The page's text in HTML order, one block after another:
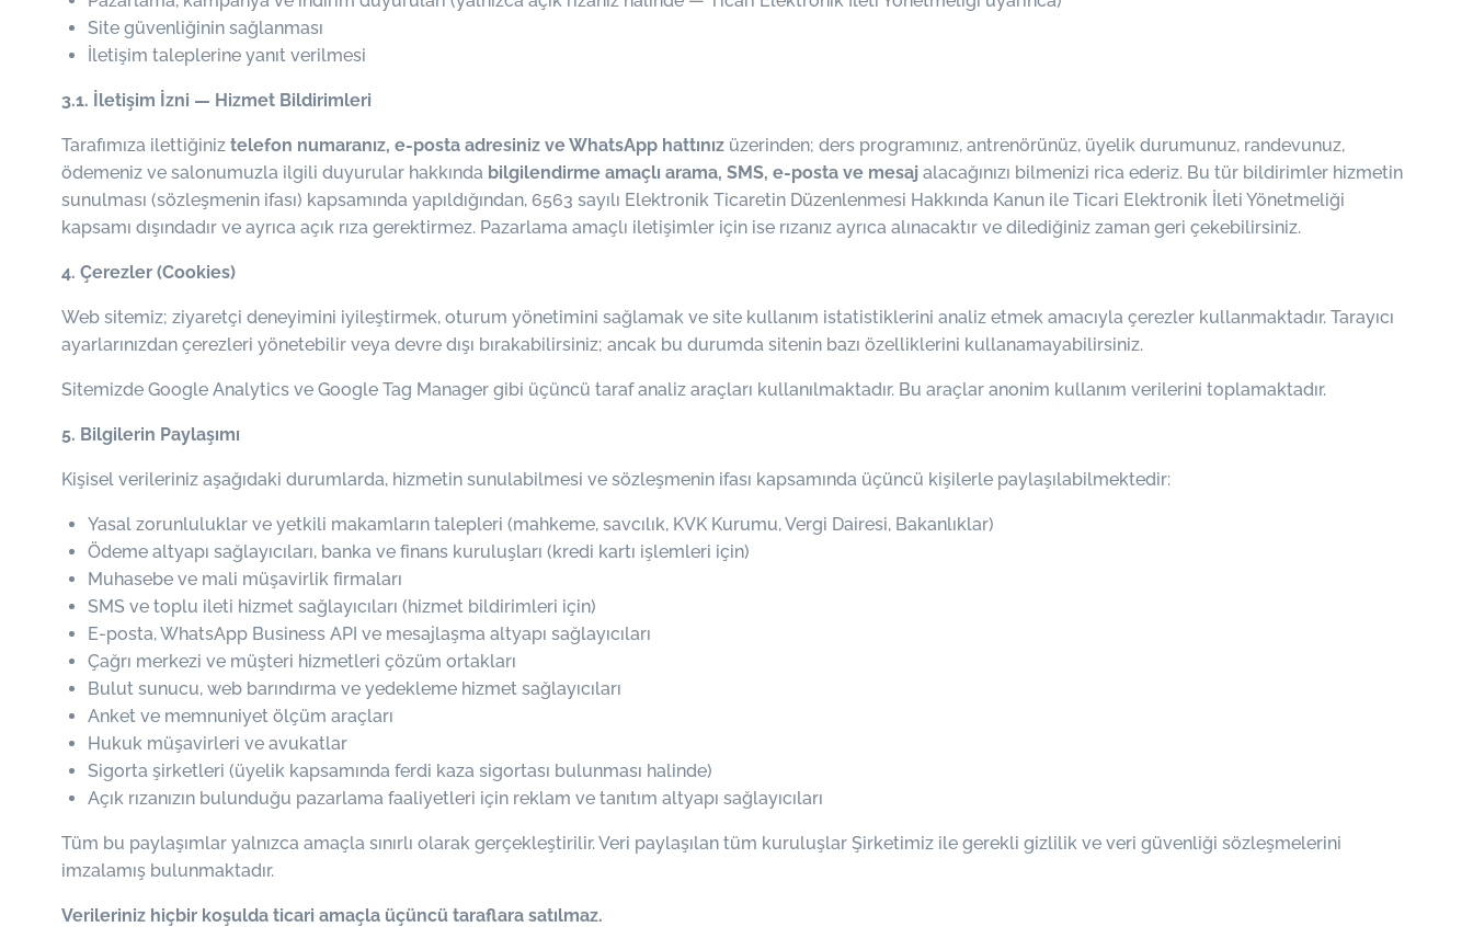
Site güvenliğinin sağlanması
İletişim taleplerine yanıt verilmesi
3.1. İletişim İzni — Hizmet Bildirimleri
Tarafımıza ilettiğiniz telefon numaranız, e-posta adresiniz ve WhatsApp hattınız üzerinden; ders programınız, antrenörünüz, üyelik durumunuz, randevunuz,
ödemeniz ve salonumuzla ilgili duyurular hakkında bilgilendirme amaçlı arama, SMS, e-posta ve mesaj alacağınızı bilmenizi rica ederiz. Bu tür bildirimler hizmetin
sunulması (sözleşmenin ifası) kapsamında yapıldığından, 6563 sayılı Elektronik Ticaretin Düzenlenmesi Hakkında Kanun ile Ticari Elektronik İleti Yönetmeliği
kapsamı dışındadır ve ayrıca açık rıza gerektirmez. Pazarlama amaçlı iletişimler için ise rızanız ayrıca alınacaktır ve dilediğiniz zaman geri çekebilirsiniz.
4. Çerezler (Cookies)
Web sitemiz; ziyaretçi deneyimini iyileştirmek, oturum yönetimini sağlamak ve site kullanım istatistiklerini analiz etmek amacıyla çerezler kullanmaktadır. Tarayıcı
ayarlarınızdan çerezleri yönetebilir veya devre dışı bırakabilirsiniz; ancak bu durumda sitenin bazı özelliklerini kullanamayabilirsiniz.
Sitemizde Google Analytics ve Google Tag Manager gibi üçüncü taraf analiz araçları kullanılmaktadır. Bu araçlar anonim kullanım verilerini toplamaktadır.
5. Bilgilerin Paylaşımı
Kişisel verileriniz aşağıdaki durumlarda, hizmetin sunulabilmesi ve sözleşmenin ifası kapsamında üçüncü kişilerle paylaşılabilmektedir:
Yasal zorunluluklar ve yetkili makamların talepleri (mahkeme, savcılık, KVK Kurumu, Vergi Dairesi, Bakanlıklar)
Ödeme altyapı sağlayıcıları, banka ve finans kuruluşları (kredi kartı işlemleri için)
Muhasebe ve mali müşavirlik firmaları
SMS ve toplu ileti hizmet sağlayıcıları (hizmet bildirimleri için)
E-posta, WhatsApp Business API ve mesajlaşma altyapı sağlayıcıları
Çağrı merkezi ve müşteri hizmetleri çözüm ortakları
Bulut sunucu, web barındırma ve yedekleme hizmet sağlayıcıları
Anket ve memnuniyet ölçüm araçları
Hukuk müşavirleri ve avukatlar
Sigorta şirketleri (üyelik kapsamında ferdi kaza sigortası bulunması halinde)
Açık rızanızın bulunduğu pazarlama faaliyetleri için reklam ve tanıtım altyapı sağlayıcıları
Tüm bu paylaşımlar yalnızca amaçla sınırlı olarak gerçekleştirilir. Veri paylaşılan tüm kuruluşlar Şirketimiz ile gerekli gizlilik ve veri güvenliği sözleşmelerini
imzalamış bulunmaktadır.
Verileriniz hiçbir koşulda ticari amaçla üçüncü taraflara satılmaz.